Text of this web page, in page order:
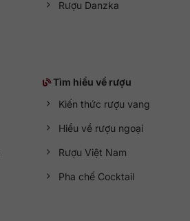
Rượu Danzka
Tìm hiểu về rượu
Kiến thức rượu vang
Hiểu về rượu ngoại
Rượu Việt Nam
Pha chế Cocktail